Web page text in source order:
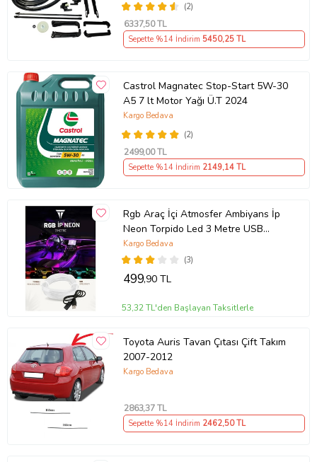
(2)
6337,50 TL
Sepette %14 İndirim 5450,25 TL
Castrol Magnatec Stop-Start 5W-30
A5 7 lt Motor Yağı Ü.T 2024
(2)
Kargo Bedava
2499,00 TL
Sepette %14 İndirim 2149,14 TL
Rgb Araç İçi Atmosfer Ambiyans İp
Neon Torpido Led 3 Metre USB
Girişli
(3)
Kargo Bedava
499,90 TL
53,32 TL'den Başlayan Taksitlerle
Toyota Auris Tavan Çıtası Çift Takım
2007-2012
Kargo Bedava
2863,37 TL
Sepette %14 İndirim 2462,50 TL